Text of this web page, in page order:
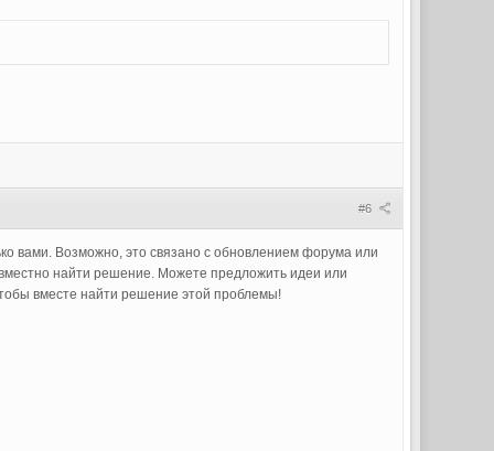
#6
вами. Возможно, это связано с обновлением форума или
найти решение. Можете предложить идеи или
вместе найти решение этой проблемы!